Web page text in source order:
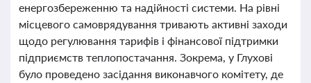
енергозбереженню та надійності системи. На рівні
місцевого самоврядування тривають активні заходи
щодо регулювання тарифів і фінансової підтримки
підприємств теплопостачання. Зокрема, у Глухові
було проведено засідання виконавчого комітету, де